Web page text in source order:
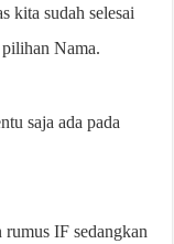
kita sudah selesai
Nama.
saja ada pada
rumus IF sedangkan